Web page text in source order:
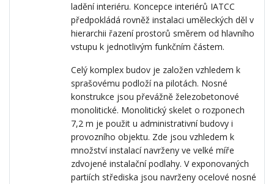
ladění interiéru. Koncepce interiérů IATCC
předpokládá rovněž instalaci uměleckých děl v
hierarchii řazení prostorů směrem od hlavního
vstupu k jednotlivým funkčním částem.
Celý komplex budov je založen vzhledem k
sprašovému podloží na pilotách. Nosné
konstrukce jsou převážně železobetonové
monolitické. Monolitický skelet o rozponech
7,2 m je použit u administrativní budovy i
provozního objektu. Zde jsou vzhledem k
množství instalací navrženy ve velké míře
zdvojené instalační podlahy. V exponovaných
partiích střediska jsou navrženy ocelové nosné